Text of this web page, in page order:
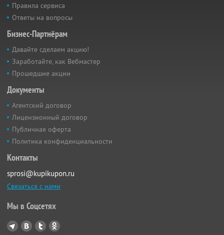
Правила сервиса
Ответы на вопросы
Бизнес-Партнёрам
Давайте сделаем акцию!
Заработайте, как Вебмастер
Прошедшие акции
Документы
Агентский договор
Лицензионный договор
Публичная оферта
Политика конфиденциальности
Контакты
sprosi@kupikupon.ru
Связаться с нами
Мы в Соцсетях